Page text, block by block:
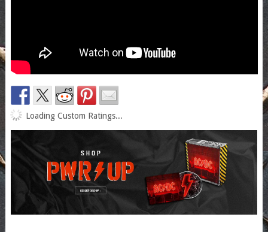
Loading Custom Ratings...